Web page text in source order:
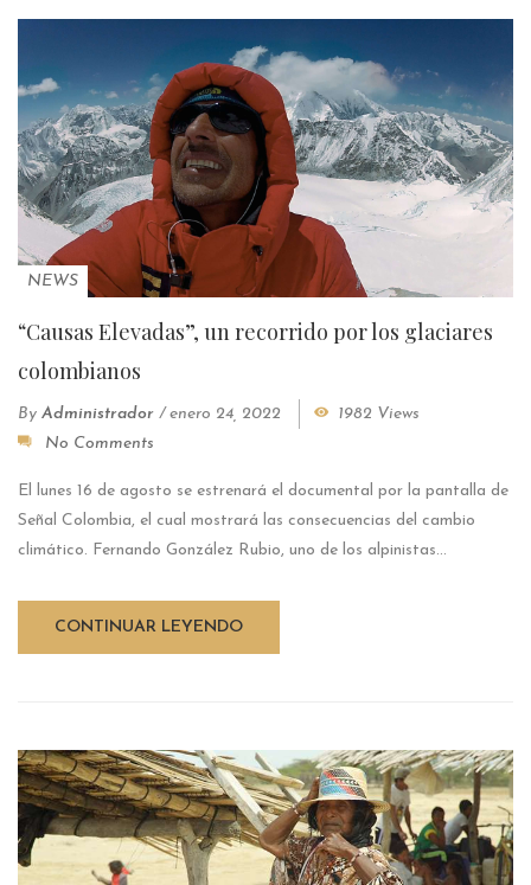
NEWS
“Causas Elevadas”, un recorrido por los glaciares
colombianos
By Administrador / enero 24, 2022
1982 Views
No Comments
El lunes 16 de agosto se estrenará el documental por la pantalla de
Señal Colombia, el cual mostrará las consecuencias del cambio
climático. Fernando González Rubio, uno de los alpinistas...
CONTINUAR LEYENDO